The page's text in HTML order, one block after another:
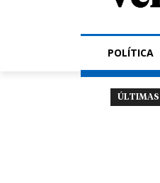
POLÍTICA
ÚLTIMAS